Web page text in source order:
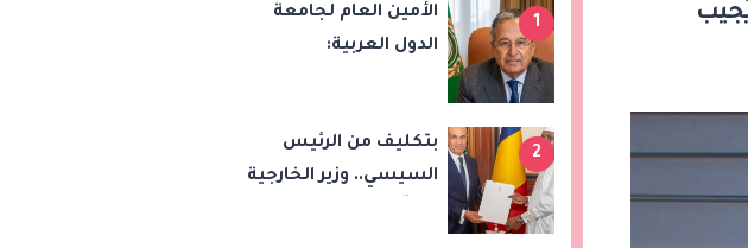
1
الأمين العام لجامعة
الدول العربية:
المنطقة
2
بتكليف من الرئيس
السيسي.. وزير الخارجية